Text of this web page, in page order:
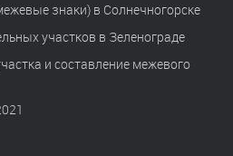
знаки) в Солнечногорске
участков в Зеленограде
и составление межевого